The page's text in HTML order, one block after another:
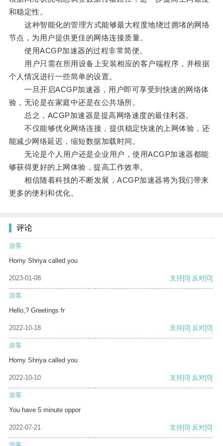
和稳定性。
这种智能化的管理方式能够最大程度地绕过拥堵的网络
节点，为用户提供更佳的网络连接质量。
使用ACGP加速器的过程非常简便。
用户只需在所用设备上安装相应的客户端程序，并根据
个人情况进行一些简单的设置。
一旦开启ACGP加速器，用户即可享受到快速的网络体
验，无论是在家庭中还是在公共场所。
总之，ACGP加速器是提高网络速度的最佳利器。
不仅能够优化网络连接，提供稳定快速的上网体验，还
能减少网络延迟，缩短数据加载时间。
无论是个人用户还是企业用户，使用ACGP加速器都能
够获得更好的上网体验，提高工作效率。
相信随着科技的不断发展，ACGP加速器将为我们带来
更多的便利和优化。
评论
游客
Horny Shriya called you
2023-01-08 支持[0] 反对[0]
游客
Hello,? Greetings fr
2022-10-18 支持[0] 反对[0]
游客
Horny Shriya called you
2022-10-10 支持[0] 反对[0]
游客
You have 5 minute oppor
2022-07-21 支持[0] 反对[0]